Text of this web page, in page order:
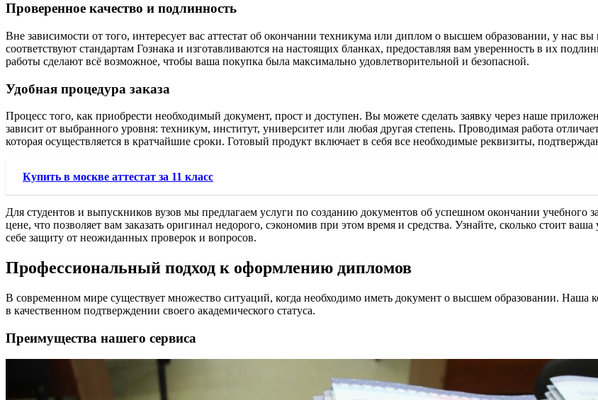
Проверенное качество и подлинность
Вне зависимости от того, интересует вас аттестат об окончании техникума или диплом о высшем образовании, у нас
соответствуют стандартам Гознака и изготавливаются на настоящих бланках, предоставляя вам уверенность в их
работы сделают всё возможное, чтобы ваша покупка была максимально удовлетворительной и безопасной.
Удобная процедура заказа
Процесс того, как приобрести необходимый документ, прост и доступен. Вы можете сделать заявку через наше
зависит от выбранного уровня: техникум, институт, университет или любая другая степень. Проводимая работа
которая осуществляется в кратчайшие сроки. Готовый продукт включает в себя все необходимые реквизиты,
Купить в москве аттестат за 11 класс
Для студентов и выпускников вузов мы предлагаем услуги по созданию документов об успешном окончании учебного
цене, что позволяет вам заказать оригинал недорого, сэкономив при этом время и средства. Узнайте, сколько стоит
себе защиту от неожиданных проверок и вопросов.
Профессиональный подход к оформлению дипломов
В современном мире существует множество ситуаций, когда необходимо иметь документ о высшем образовании. Наша
в качественном подтверждении своего академического статуса.
Преимущества нашего сервиса